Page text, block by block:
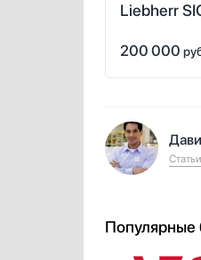
Liebherr
200 000
Популярные